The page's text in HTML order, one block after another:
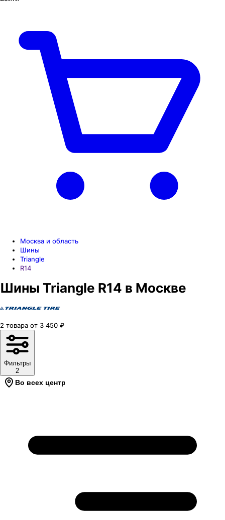
Москва и область
Шины
Triangle
R14
Шины Triangle R14 в Москве
2 товара от 3 450 ₽
Фильтры
2
Во всех центрах